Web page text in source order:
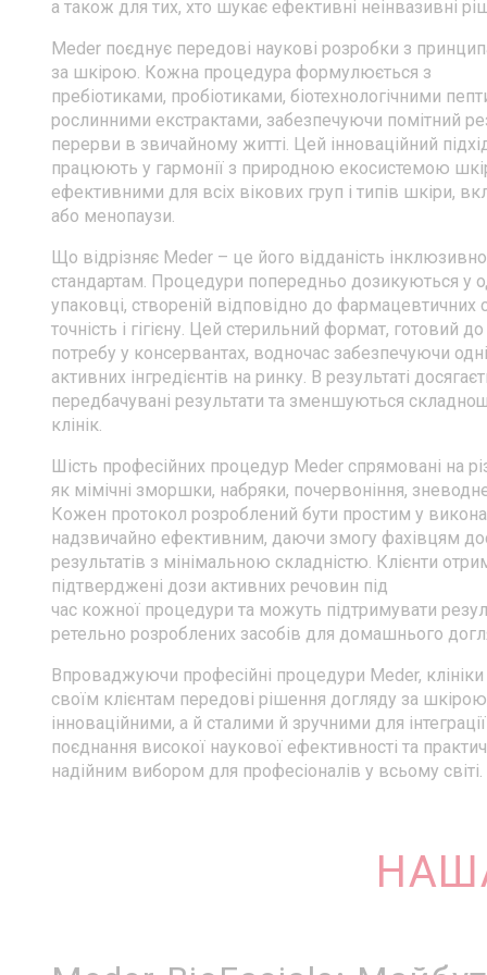
а також для тих, хто шукає ефективні неінвазивні
Meder поєднує передові наукові розробки з
за шкірою. Кожна процедура формулюється з
пребіотиками, пробіотиками, біотехнологічними
рослинними екстрактами, забезпечуючи помітний
перерви в звичайному житті. Цей інноваційний
працюють у гармонії з природною екосистемою
ефективними для всіх вікових груп і типів шкіри,
або менопаузи.
Що відрізняє Meder – це його відданість
стандартам. Процедури попередньо дозикуються у
упаковці, створеній відповідно до фармацевтичних
точність і гігієну. Цей стерильний формат, готовий
потребу у консервантах, водночас забезпечуючи
активних інгредієнтів на ринку. В результаті
передбачувані результати та зменшуються
клінік.
Шість професійних процедур Meder спрямовані на
як мімічні зморшки, набряки, почервоніння,
Кожен протокол розроблений бути простим у
надзвичайно ефективним, даючи змогу фахівцям
результатів з мінімальною складністю. Клієнти
підтверджені дози активних речовин під
час кожної процедури та можуть підтримувати
ретельно розроблених засобів для домашнього
Впроваджуючи професійні процедури Meder,
своїм клієнтам передові рішення догляду за
інноваційними, а й сталими й зручними для
поєднання високої наукової ефективності та
надійним вибором для професіоналів у всьому світі.